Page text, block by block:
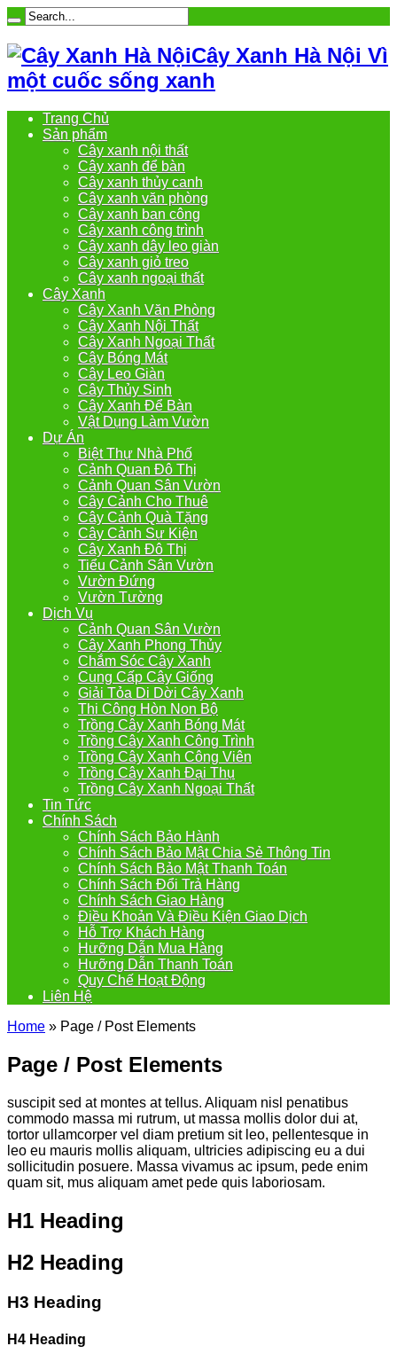
Cây Xanh Hà Nội Vì
một cuốc sống xanh
Trang Chủ
Sản phẩm
Cây xanh nội thất
Cây xanh để bàn
Cây xanh thủy canh
Cây xanh văn phòng
Cây xanh ban công
Cây xanh công trình
Cây xanh dây leo giàn
Cây xanh giỏ treo
Cây xanh ngoại thất
Cây Xanh
Cây Xanh Văn Phòng
Cây Xanh Nội Thất
Cây Xanh Ngoại Thất
Cây Bóng Mát
Cây Leo Giàn
Cây Thủy Sinh
Cây Xanh Để Bàn
Vật Dụng Làm Vườn
Dự Án
Biệt Thự Nhà Phố
Cảnh Quan Đô Thị
Cảnh Quan Sân Vườn
Cây Cảnh Cho Thuê
Cây Cảnh Quà Tặng
Cây Cảnh Sự Kiện
Cây Xanh Đô Thị
Tiểu Cảnh Sân Vườn
Vườn Đứng
Vườn Tường
Dịch Vụ
Cảnh Quan Sân Vườn
Cây Xanh Phong Thủy
Chắm Sóc Cây Xanh
Cung Cấp Cây Giống
Giải Tỏa Di Dời Cây Xanh
Thi Công Hòn Non Bộ
Trồng Cây Xanh Bóng Mát
Trồng Cây Xanh Công Trình
Trồng Cây Xanh Công Viên
Trồng Cây Xanh Đại Thụ
Trồng Cây Xanh Ngoại Thất
Tin Tức
Chính Sách
Chính Sách Bảo Hành
Chính Sách Bảo Mật Chia Sẻ Thông Tin
Chính Sách Bảo Mật Thanh Toán
Chính Sách Đổi Trả Hàng
Chính Sách Giao Hàng
Điều Khoản Và Điều Kiện Giao Dịch
Hỗ Trợ Khách Hàng
Hưỡng Dẫn Mua Hàng
Hưỡng Dẫn Thanh Toán
Quy Chế Hoạt Động
Liên Hệ
Home » Page / Post Elements
Page / Post Elements
suscipit sed at montes at tellus. Aliquam nisl penatibus
commodo massa mi rutrum, ut massa mollis dolor dui at,
tortor ullamcorper vel diam pretium sit leo, pellentesque in
leo eu mauris mollis aliquam, ultricies adipiscing eu a dui
sollicitudin posuere. Massa vivamus ac ipsum, pede enim
quam sit, mus aliquam amet pede quis laboriosam.
H1 Heading
H2 Heading
H3 Heading
H4 Heading